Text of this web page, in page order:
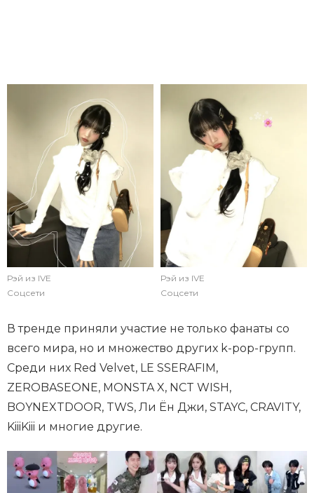
Рэй из IVE
Соцсети
Рэй из IVE
Соцсети
В тренде приняли участие не только фанаты со
всего мира, но и множество других k-pop-групп.
Среди них Red Velvet, LE SSERAFIM,
ZEROBASEONE, MONSTA X, NCT WISH,
BOYNEXTDOOR, TWS, Ли Ён Джи, STAYC, CRAVITY,
KiiiKiii и многие другие.